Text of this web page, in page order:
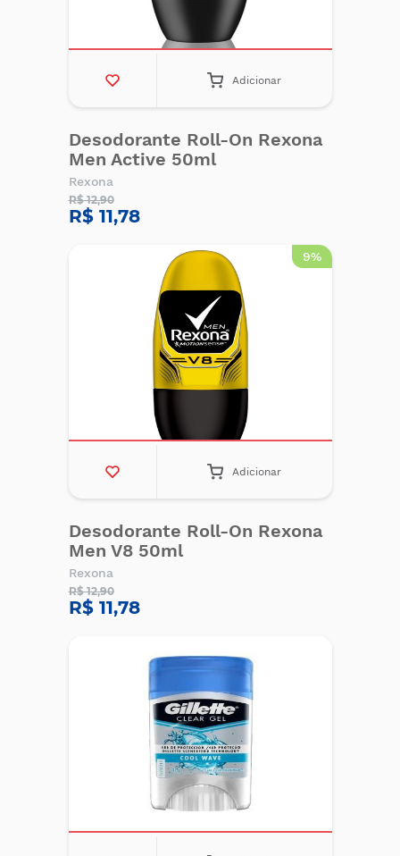
Adicionar
Desodorante Roll-On Rexona
Men Active 50ml
Rexona
R$ 12,90
R$ 11,78
9%
Adicionar
Desodorante Roll-On Rexona
Men V8 50ml
Rexona
R$ 12,90
R$ 11,78